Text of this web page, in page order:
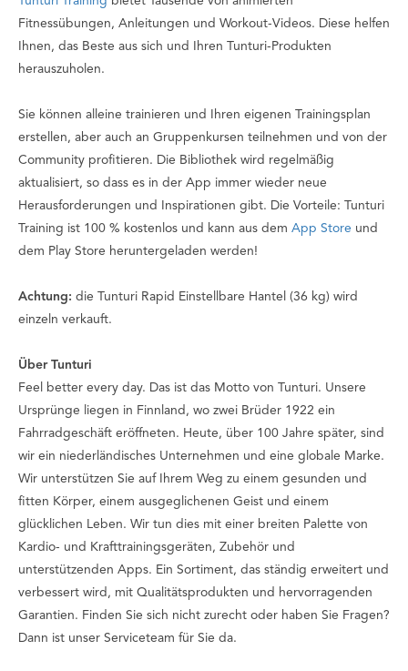
Fitnessübungen, Anleitungen und Workout-Videos. Diese helfen
Ihnen, das Beste aus sich und Ihren Tunturi-Produkten
herauszuholen.
Sie können alleine trainieren und Ihren eigenen Trainingsplan
erstellen, aber auch an Gruppenkursen teilnehmen und von der
Community profitieren. Die Bibliothek wird regelmäßig
aktualisiert, so dass es in der App immer wieder neue
Herausforderungen und Inspirationen gibt. Die Vorteile: Tunturi
Training ist 100 % kostenlos und kann aus dem App Store und
dem Play Store heruntergeladen werden!
Achtung: die Tunturi Rapid Einstellbare Hantel (36 kg) wird
einzeln verkauft.
Über Tunturi
Feel better every day. Das ist das Motto von Tunturi. Unsere
Ursprünge liegen in Finnland, wo zwei Brüder 1922 ein
Fahrradgeschäft eröffneten. Heute, über 100 Jahre später, sind
wir ein niederländisches Unternehmen und eine globale Marke.
Wir unterstützen Sie auf Ihrem Weg zu einem gesunden und
fitten Körper, einem ausgeglichenen Geist und einem
glücklichen Leben. Wir tun dies mit einer breiten Palette von
Kardio- und Krafttrainingsgeräten, Zubehör und
unterstützenden Apps. Ein Sortiment, das ständig erweitert und
verbessert wird, mit Qualitätsprodukten und hervorragenden
Garantien. Finden Sie sich nicht zurecht oder haben Sie Fragen?
Dann ist unser Serviceteam für Sie da.